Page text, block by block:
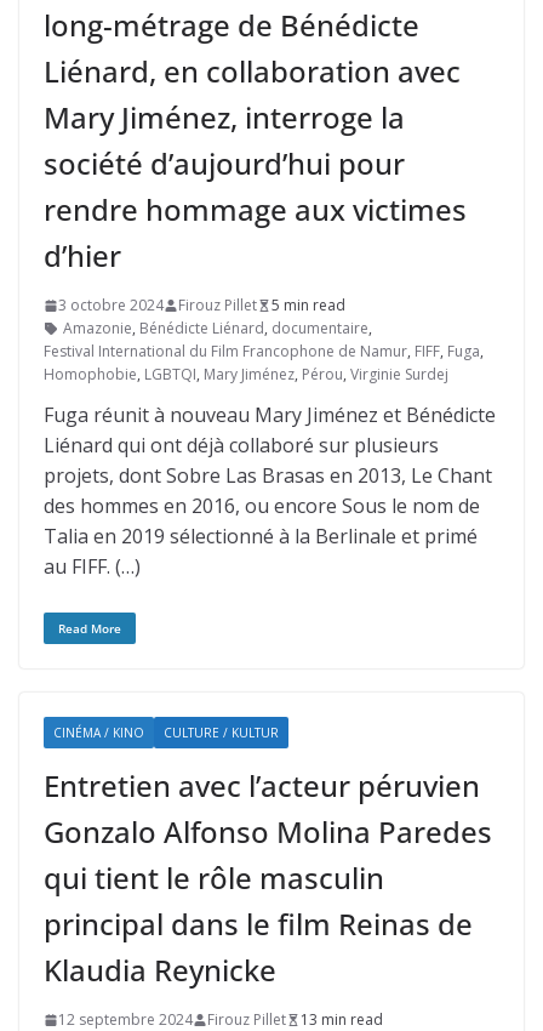
long-métrage de Bénédicte
Liénard, en collaboration avec
Mary Jiménez, interroge la
société d’aujourd’hui pour
rendre hommage aux victimes
d’hier
3 octobre 2024 Firouz Pillet
5 min read
Amazonie, Bénédicte Liénard, documentaire,
Festival International du Film Francophone de Namur, FIFF, Fuga,
Homophobie, LGBTQI, Mary Jiménez, Pérou, Virginie Surdej
Fuga réunit à nouveau Mary Jiménez et Bénédicte
Liénard qui ont déjà collaboré sur plusieurs
projets, dont Sobre Las Brasas en 2013, Le Chant
des hommes en 2016, ou encore Sous le nom de
Talia en 2019 sélectionné à la Berlinale et primé
au FIFF. (…)
Read More
CINÉMA / KINO CULTURE / KULTUR
Entretien avec l’acteur péruvien
Gonzalo Alfonso Molina Paredes
qui tient le rôle masculin
principal dans le film Reinas de
Klaudia Reynicke
12 septembre 2024 Firouz Pillet
13 min read